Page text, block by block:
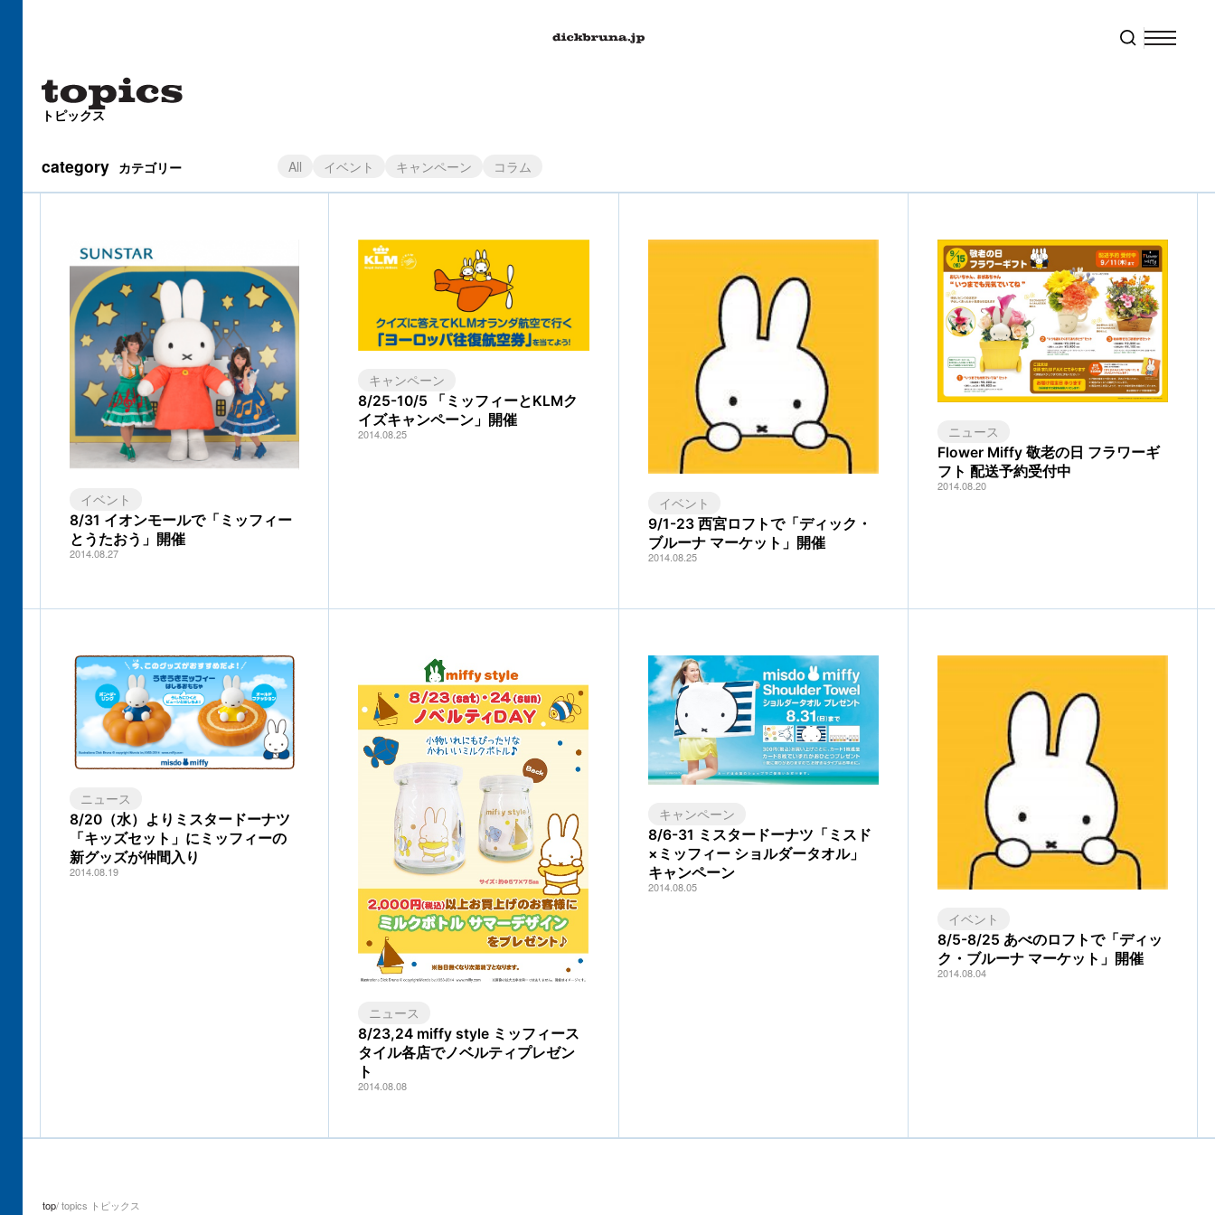
トピックス
category カテゴリー All イベント キャンペーン コラム
イベント
8/31 イオンモールで「ミッフィー
とうたおう」開催
2014.08.27
キャンペーン
8/25-10/5 「ミッフィーとKLMク
イズキャンペーン」開催
2014.08.25
イベント
9/1-23 西宮ロフトで「ディック・
ブルーナ マーケット」開催
2014.08.25
ニュース
Flower Miffy 敬老の日 フラワーギ
フト 配送予約受付中
2014.08.20
ニュース
8/20（水）よりミスタードーナツ
「キッズセット」にミッフィーの
新グッズが仲間入り
2014.08.19
ニュース
8/23,24 miffy style ミッフィース
タイル各店でノベルティプレゼン
ト
2014.08.08
キャンペーン
8/6-31 ミスタードーナツ「ミスド
×ミッフィー ショルダータオル」
キャンペーン
2014.08.05
イベント
8/5-8/25 あべのロフトで「ディッ
ク・ブルーナ マーケット」開催
2014.08.04
top topics トピックス